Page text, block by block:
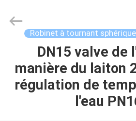
MAISON
PRODUITS
Technology
Robinet à tournant
DN15 valve de
manière du laiton
régulation de
l'eau